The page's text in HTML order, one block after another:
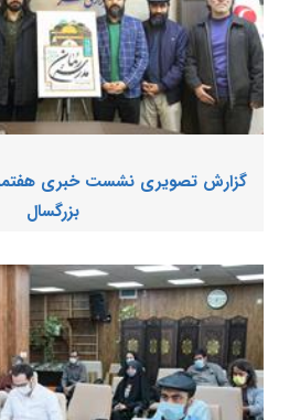
گزارش تصویری نشست خبری
بزرگسال